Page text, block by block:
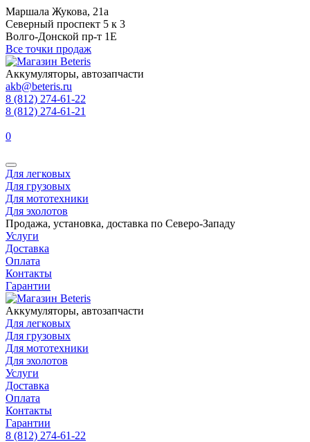
Маршала Жукова, 21а
Северный проспект 5 к 3
Волго-Донской пр-т 1Е
Все точки продаж
Аккумуляторы, автозапчасти
akb@beteris.ru
8 (812) 274-61-22
8 (812) 274-61-21
0
Для легковых
Для грузовых
Для мототехники
Для эхолотов
Продажа, установка, доставка по Северо-Западу
Услуги
Доставка
Оплата
Контакты
Гарантии
Аккумуляторы, автозапчасти
Для легковых
Для грузовых
Для мототехники
Для эхолотов
Услуги
Доставка
Оплата
Контакты
Гарантии
8 (812) 274-61-22